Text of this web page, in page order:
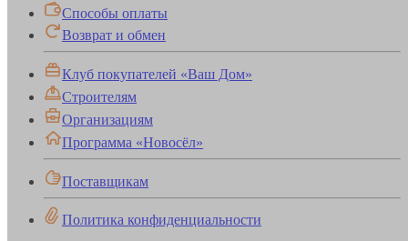
Способы оплаты
Возврат и обмен
Клуб покупателей «Ваш Дом»
Строителям
Организациям
Программа «Новосёл»
Поставщикам
Политика конфиденциальности